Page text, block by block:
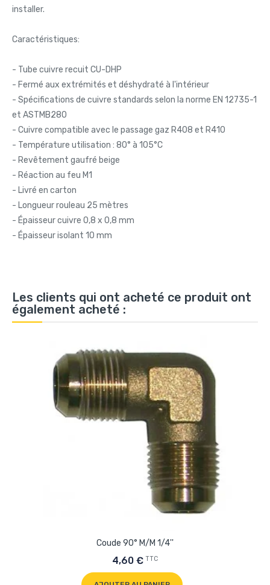
installer.
Caractéristiques:
- Tube cuivre recuit CU-DHP
- Fermé aux extrémités et déshydraté à l'intérieur
- Spécifications de cuivre standards selon la norme EN 12735-1
et ASTMB280
- Cuivre compatible avec le passage gaz R408 et R410
- Température utilisation : 80° à 105°C
- Revêtement gaufré beige
- Réaction au feu M1
- Livré en carton
- Longueur rouleau 25 mètres
- Épaisseur cuivre 0,8 x 0,8 mm
- Épaisseur isolant 10 mm
Les clients qui ont acheté ce produit ont
également acheté :
Coude 90° M/M 1/4''
4,60 € TTC